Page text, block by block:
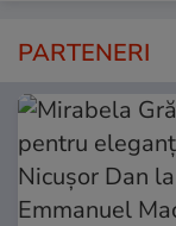
PARTENERI